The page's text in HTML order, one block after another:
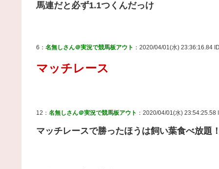
馬連だと必ず1.1つくんだっけ
6： 名無しさん＠実況で競馬板アウト ：2020/04/01(水) 23:36:16.84
マッチレース
12： 名無しさん＠実況で競馬板アウト ：2020/04/01(水) 23:54:25.58
マッチレースで勝ったほうは飼い葉食べ放題